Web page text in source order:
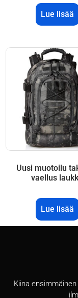
Lue lisää
Uusi muotoilu
vaellus
Lue lisää
Kiina